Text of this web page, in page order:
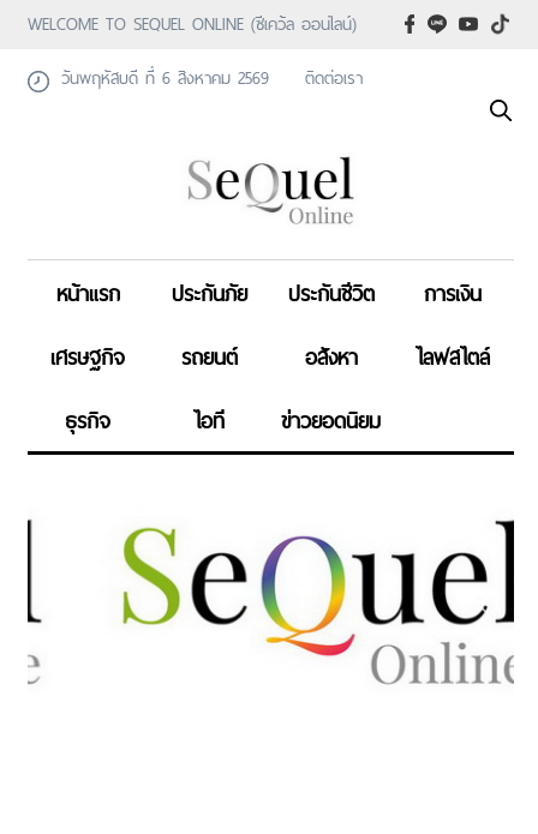
WELCOME TO SEQUEL ONLINE (ซีเคว้ล ออนไลน์)
วันพฤหัสบดี ที่ 6 สิงหาคม 2569
ติดต่อเรา
หน้าแรก ประกันภัย ประกันชีวิต
การเงิน
เศรษฐกิจ
รถยนต์ อสังหา
ไลฟสไตล์
ธุรกิจ
ไอที ข่าวยอดนิยม